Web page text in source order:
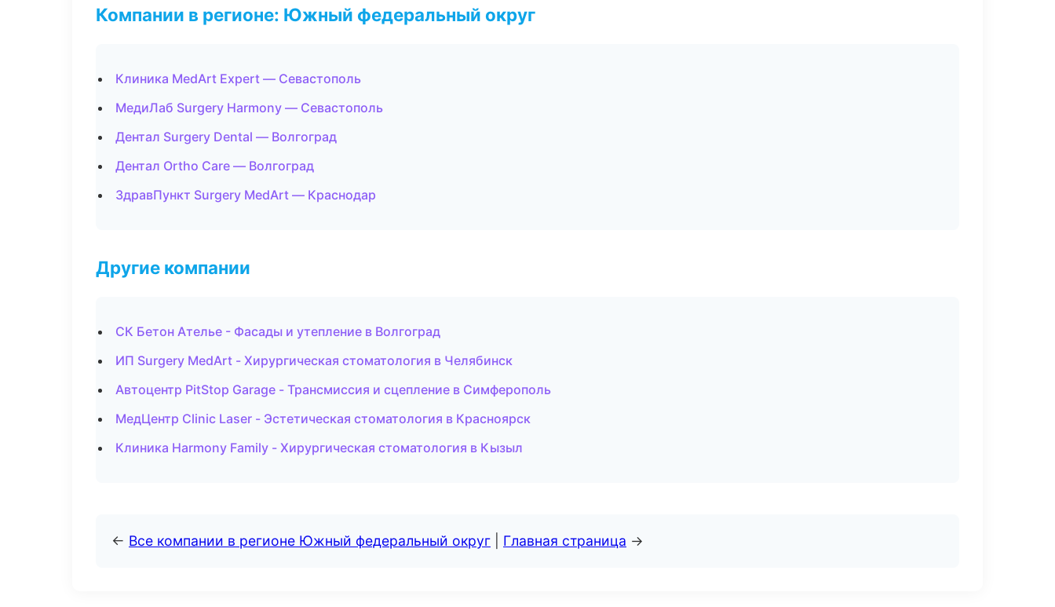
Компании в регионе: Южный федеральный округ
Клиника MedArt Expert — Севастополь
МедиЛаб Surgery Harmony — Севастополь
Дентал Surgery Dental — Волгоград
Дентал Ortho Care — Волгоград
ЗдравПункт Surgery MedArt — Краснодар
Другие компании
СК Бетон Ателье - Фасады и утепление в Волгоград
ИП Surgery MedArt - Хирургическая стоматология в Челябинск
Автоцентр PitStop Garage - Трансмиссия и сцепление в Симферополь
МедЦентр Clinic Laser - Эстетическая стоматология в Красноярск
Клиника Harmony Family - Хирургическая стоматология в Кызыл
← Все компании в регионе Южный федеральный округ Главная страница →